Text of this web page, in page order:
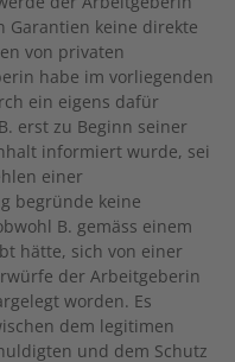
Garantien keine direkte
von privaten
habe im vorliegenden
ein eigens dafür
erst zu Beginn seiner
informiert wurde, sei
einer
begründe keine
B. gemäss einem
hätte, sich von einer
der Arbeitgeberin
worden. Es
dem legitimen
und dem Schutz